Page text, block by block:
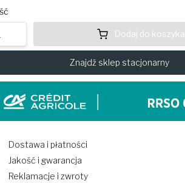
Dodaj do koszyka
Znajdź sklep stacjonarny
Dostawa i płatności
Jakość i gwarancja
Reklamacje i zwroty